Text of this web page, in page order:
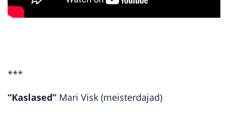
***
“Kaslased” Mari Visk (meisterdajad)